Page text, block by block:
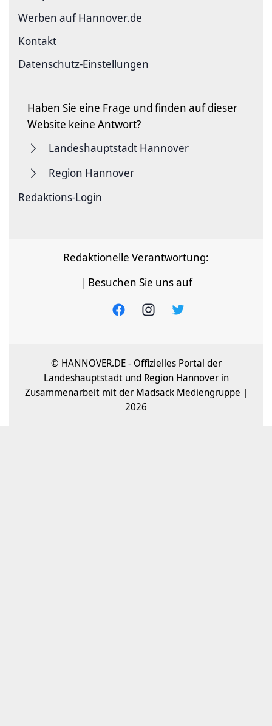
Werben auf Hannover.de
Kontakt
Datenschutz-Einstellungen
Haben Sie eine Frage und finden auf dieser
Website keine Antwort?
Landeshauptstadt Hannover
Region Hannover
Redaktions-Login
Redaktionelle Verantwortung:
| Besuchen Sie uns auf
© HANNOVER.DE - Offizielles Portal der
Landeshauptstadt und Region Hannover in
Zusammenarbeit mit der Madsack Mediengruppe |
2026